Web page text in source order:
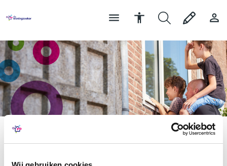
Woning zoeken